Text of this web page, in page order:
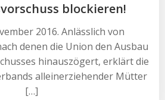
blockieren!
2016. Anlässlich von
denen die Union den Ausbau
hinauszögert, erklärt die
alleinerziehender Mütter
[…]